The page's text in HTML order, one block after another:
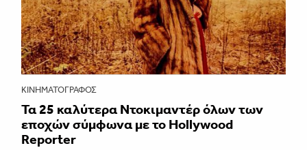
ΚΙΝΗΜΑΤΟΓΡΆΦΟΣ
Τα 25 καλύτερα Ντοκιμαντέρ όλων των
εποχών σύμφωνα με το Hollywood
Reporter